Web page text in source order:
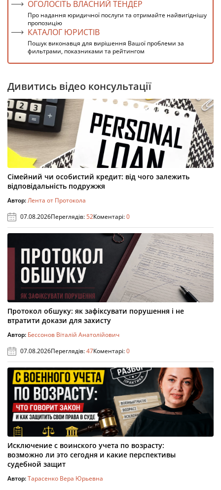
ОГОЛОСІТЬ ВЛАСНИЙ ТЕНДЕР
Про надання юридичної послуги та отримайте найвигіднішу
пропозицію
КАТАЛОГ ЮРИСТІВ
Пошук виконавця для вирішення Вашої проблеми за
фильтрами, показниками та рейтингом
Дивитись відео консультації
Сімейний чи особистий кредит: від чого залежить
відповідальність подружжя
Автор:Лента от Протокола
07.08.2026Переглядів:52Коментарі:0
Протокол обшуку: як зафіксувати порушення і не
втратити докази для захисту
Автор: Бессонов Віталій Анатолійович
07.08.2026Переглядів:47Коментарі:0
Исключение с воинского учета по возрасту:
возможно ли это сегодня и какие перспективы
судебной защит
Автор:Тарасенко Вера Юрьевна